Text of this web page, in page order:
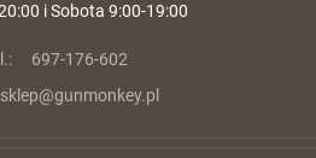
i Sobota 9:00-19:00
697-176-602
sklep@gunmonkey.pl